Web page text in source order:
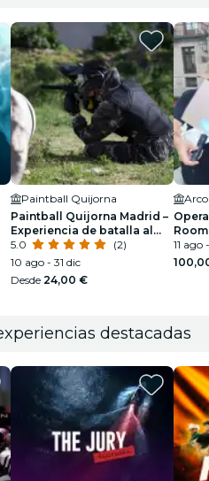
Paintball Quijorna
Paintball Quijorna Madrid –
Experiencia de batalla al
aire libre
5.0
(2)
10 ago - 31 dic
Desde 24,00 €
11 ago
destacadas